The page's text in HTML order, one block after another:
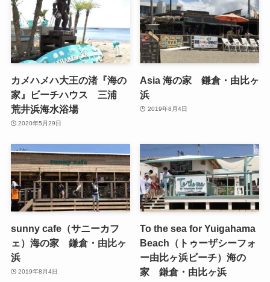
カメハメハ大王の渚『海の
家』ビーチハウス 三浦
荒井浜海水浴場
2020年5月29日
Asia 海の家 鎌倉・由比ヶ
浜
2019年8月4日
sunny cafe（サニーカフ
ェ）海の家 鎌倉・由比ヶ
浜
2019年8月4日
To the sea for Yuigahama
Beach（トゥーザシーフォ
ー由比ヶ浜ビーチ）海の
家 鎌倉・由比ヶ浜